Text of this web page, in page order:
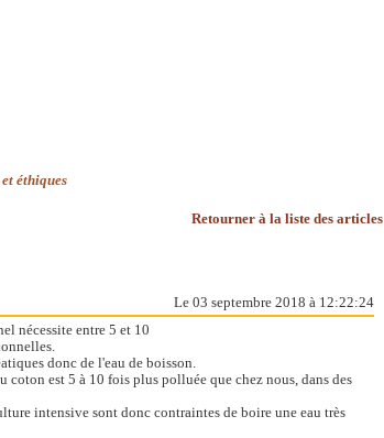
éthiques
Retourner à la liste des articles
Le 03 septembre 2018 à 12:22:24
nécessite entre 5 et 10
donc de l'eau de boisson.
coton est 5 à 10 fois plus polluée que chez nous, dans des
intensive sont donc contraintes de boire une eau très